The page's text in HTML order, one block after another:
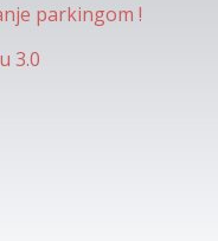
parkingom !
3.0